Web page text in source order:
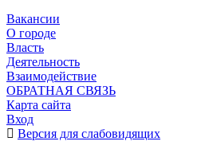
Вакансии
О городе
Власть
Деятельность
Взаимодействие
ОБРАТНАЯ СВЯЗЬ
Карта сайта
Вход
Версия для слабовидящих